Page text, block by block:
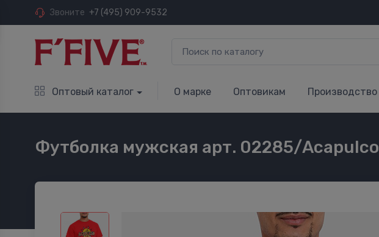
Звоните +7 (495) 909-9532
Оптовый каталог О марке Оптовикам Производство
Футболка мужская арт. 02285/Acapulco